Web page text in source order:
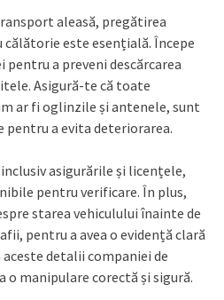
aleasă, pregătirea
este esențială. Începe
a preveni descărcarea
Asigură-te că toate
ar fi oglinzile și antenele, sunt
pentru a evita deteriorarea.
asigurările și licențele,
pentru verificare. În plus,
starea vehiculului înainte de
pentru a avea o evidență clară
aceste detalii companiei de
manipulare corectă și sigură.